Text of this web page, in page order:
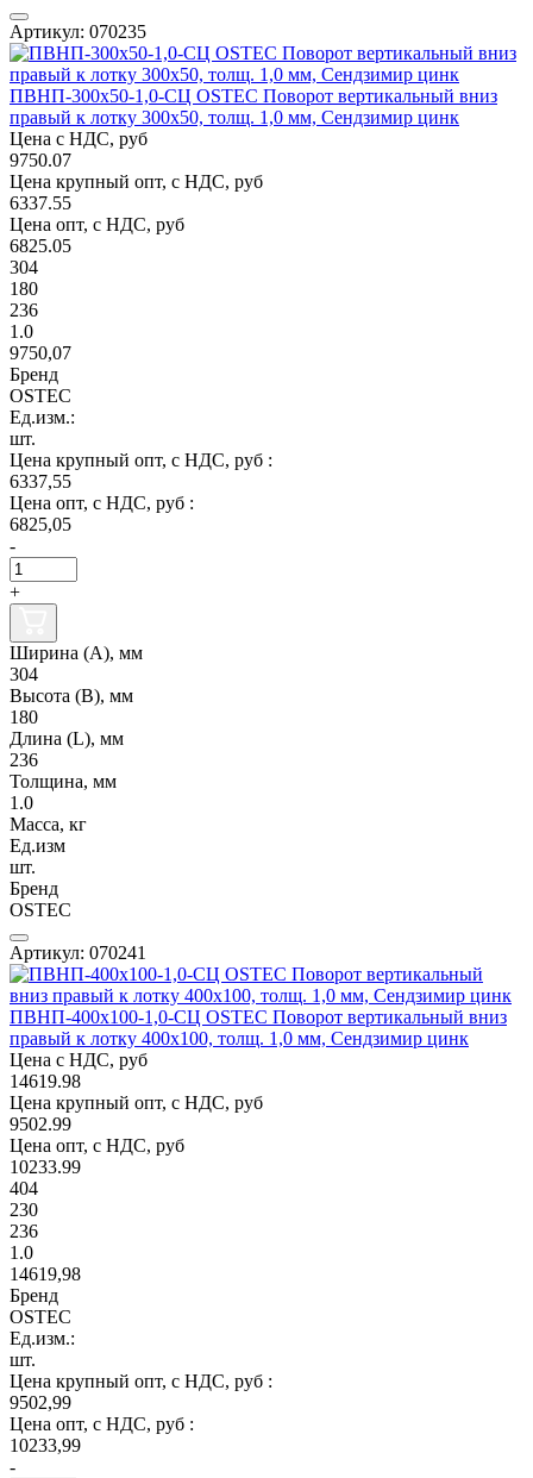
Артикул: 070235
ПВНП-300х50-1,0-СЦ OSTEC Поворот вертикальный вниз
правый к лотку 300х50, толщ. 1,0 мм, Сендзимир цинк
Цена с НДС, руб
9750.07
Цена крупный опт, с НДС, руб
6337.55
Цена опт, с НДС, руб
6825.05
304
180
236
1.0
9750,07
Бренд
OSTEC
Ед.изм.:
шт.
Цена крупный опт, с НДС, руб :
6337,55
Цена опт, с НДС, руб :
6825,05
-
+
Ширина (А), мм
304
Высота (В), мм
180
Длина (L), мм
236
Толщина, мм
1.0
Масса, кг
Ед.изм
шт.
Бренд
OSTEC
Артикул: 070241
ПВНП-400х100-1,0-СЦ OSTEC Поворот вертикальный вниз
правый к лотку 400х100, толщ. 1,0 мм, Сендзимир цинк
Цена с НДС, руб
14619.98
Цена крупный опт, с НДС, руб
9502.99
Цена опт, с НДС, руб
10233.99
404
230
236
1.0
14619,98
Бренд
OSTEC
Ед.изм.:
шт.
Цена крупный опт, с НДС, руб :
9502,99
Цена опт, с НДС, руб :
10233,99
-